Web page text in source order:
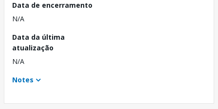
Data de encerramento
N/A
Data da última
atualização
N/A
Notes